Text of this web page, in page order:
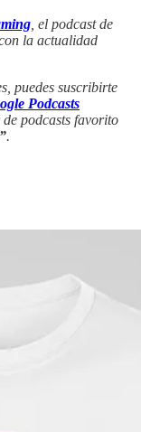
, el podcast de
la actualidad
puedes suscribirte
Podcasts
podcasts favorito
.